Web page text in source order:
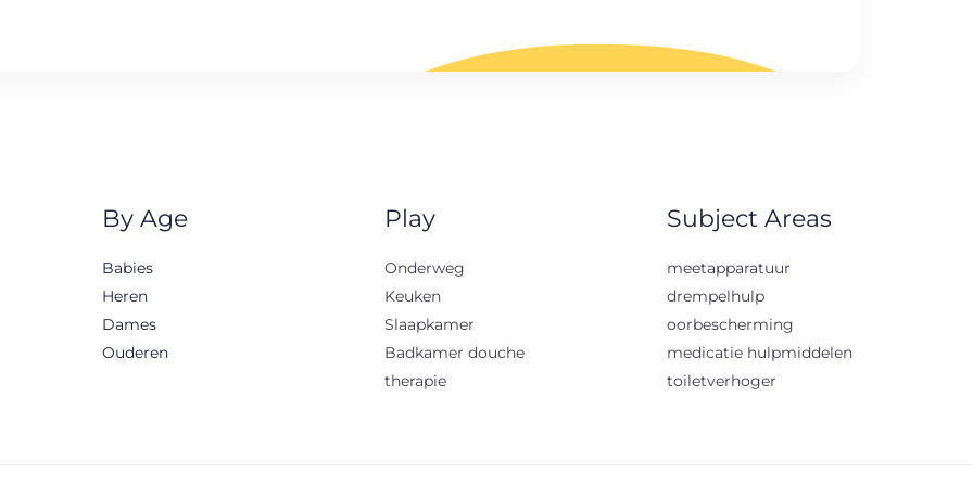
By Age
Babies
Heren
Dames
Ouderen
Play
Onderweg
Keuken
Slaapkamer
Badkamer douche
therapie
Subject Areas
meetapparatuur
drempelhulp
oorbescherming
medicatie hulpmiddelen
toiletverhoger